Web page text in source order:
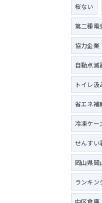
桜ない
第二種電
協力企業
自動点滅
トイレ汲
省エネ補
冷凍ケー
せんすい
岡山県岡
ランキン
中区倉庫